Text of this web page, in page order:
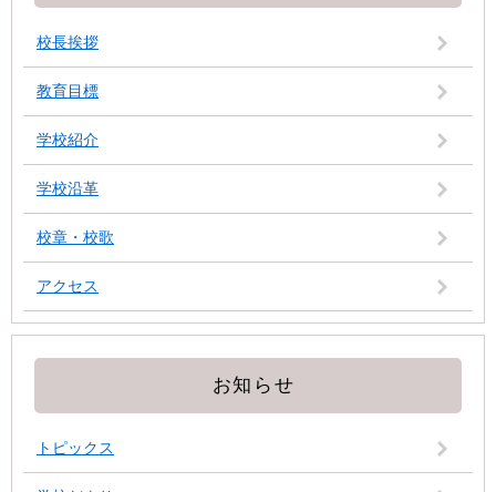
校長挨拶
教育目標
学校紹介
学校沿革
校章・校歌
アクセス
お知らせ
トピックス